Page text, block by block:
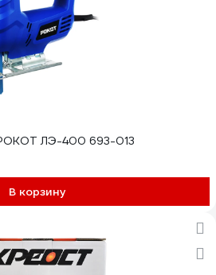
РОКОТ ЛЭ-400 693-013
В корзину